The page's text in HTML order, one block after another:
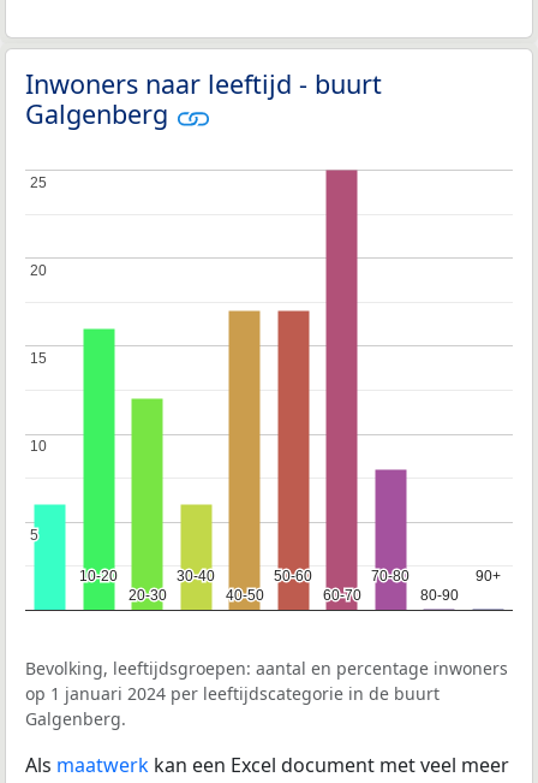
Inwoners naar leeftijd - buurt
Galgenberg
10-20
10-20
20-30
20-30
30-40
30-40
40-50
40-50
50-60
50-60
60-70
60-70
70-80
70-80
80-90
80-90
90+
90+
5
5
10
10
15
15
20
20
25
25
Bevolking, leeftijdsgroepen: aantal en percentage inwoners
op 1 januari 2024 per leeftijdscategorie in de buurt
Galgenberg.
Als maatwerk kan een Excel document met veel meer